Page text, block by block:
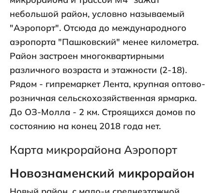
небольшой район, условно называемый
"Аэропорт". Отсюда до международного
аэропорта "Пашковский" менее километра.
Район застроен многоквартирными
различного возраста и этажности (2-18).
Рядом - гипремаркет Лента, крупная оптово-
розничная сельскохозяйственная ярмарка.
До ОЗ-Молла - 2 км. Строящихся домов по
состоянию на конец 2018 года нет.
Карта микрорайона Аэропорт
Новознаменский микрорайон